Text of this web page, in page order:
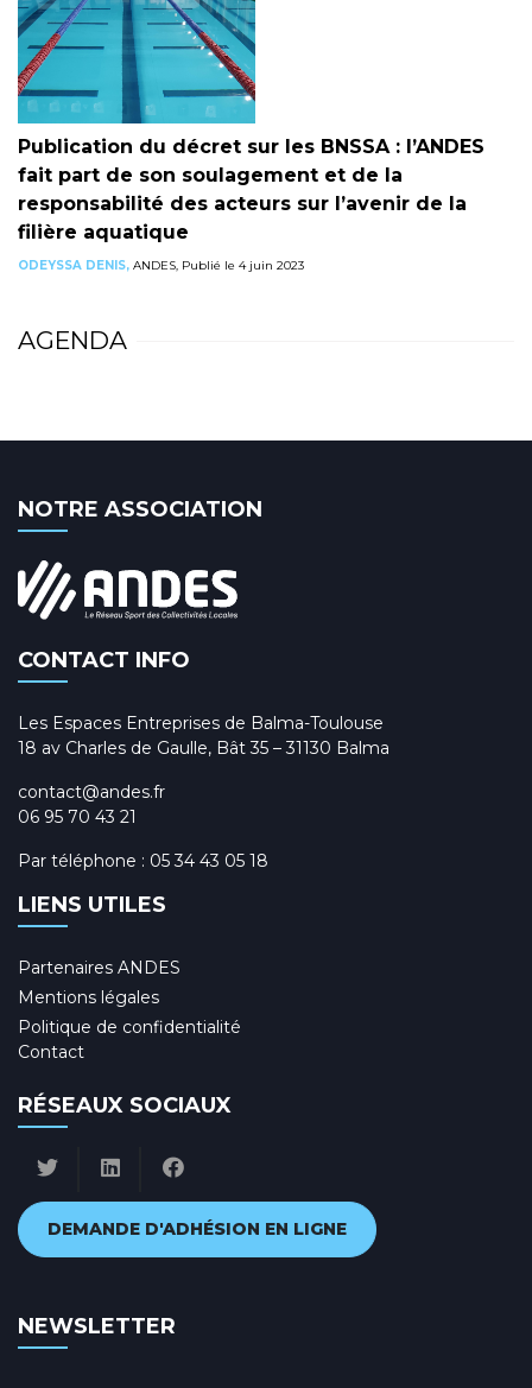
Publication du décret sur les BNSSA : l’ANDES
fait part de son soulagement et de la
responsabilité des acteurs sur l’avenir de la
filière aquatique
ODEYSSA DENIS, ANDES, Publié le 4 juin 2023
AGENDA
NOTRE ASSOCIATION
CONTACT INFO
Les Espaces Entreprises de Balma-Toulouse
18 av Charles de Gaulle, Bât 35 – 31130 Balma
contact@andes.fr
06 95 70 43 21
Par téléphone : 05 34 43 05 18
LIENS UTILES
Partenaires ANDES
Mentions légales
Politique de confidentialité
Contact
RÉSEAUX SOCIAUX
DEMANDE D'ADHÉSION EN LIGNE
NEWSLETTER